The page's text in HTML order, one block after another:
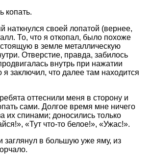
копать.
наткнулся своей лопатой (вернее,
То, что я откопал, было похоже
в земле металлическую
Отверстие, правда, забилось
внутрь при нажатии
я заключил, что далее там находится
оттеснили меня в сторону и
сами. Долгое время мне ничего
их спинами; доносились только
«Тут что-то белое!», «Ужас!».
заглянул в большую уже яму, из